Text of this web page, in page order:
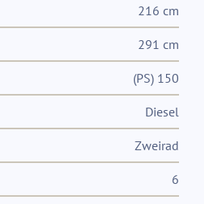
216 cm
291 cm
(PS) 150
Diesel
Zweirad
6